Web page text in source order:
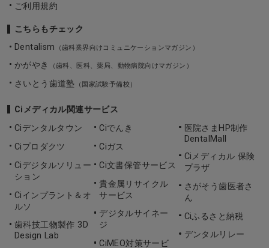
ご利用規約
こちらもチェック
Dentalism
（歯科業界向けコミュニケーションマガジン）
かがやき （歯科、医科、薬局、動物病院向けマガジン）
さいとう歯道塾 （国家試験予備校）
Ciメディカル関連サービス
Ciデンタルタウン
Ciプロダクツ
Ciデジタルソリュー
ション
Ciインプラント＆オ
ルソ
歯科技工物製作 3D
Design Lab
Ciでんき
Ciガス
Ci文書保管サービス
貴金属リサイクル
サービス
デジタルサイネー
ジ
CiMEO対策サービ
医院さまHP制作
DentalMall
Ciメディカル 保険
プラザ
さがそう歯医者さ
ん
Ciふるさと納税
デンタルリレー